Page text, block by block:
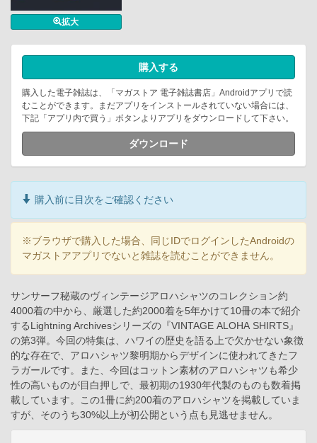
拡大
購入する
購入した電子雑誌は、「マガストア 電子雑誌書店」Androidアプリで読
むことができます。まだアプリをインストールされていない場合には、
下記「アプリ内で買う」ボタンよりアプリをダウンロードして下さい。
ダウンロード
購入前に目次をご確認ください
※ブラウザで購入した場合、同じIDでログインしたAndroidの
マガストアアプリでないと雑誌を読むことができません。
サンサーフ秘蔵のヴィンテージアロハシャツのコレクション約
4000着の中から、厳選した約2000着を5年かけて10冊の本で紹介
するLightning Archivesシリーズの『VINTAGE ALOHA SHIRTS』
の第3弾。今回の特集は、ハワイの歴史を語る上で欠かせない象徴
的な存在で、アロハシャツ黎明期からデザインに使われてきたフ
ラガールです。また、今回はコットン素材のアロハシャツも希少
性の高いものが目白押しで、最初期の1930年代製のものも数着掲
載しています。この1冊に約200着のアロハシャツを掲載していま
すが、そのうち30%以上が初公開という点も見逃せません。